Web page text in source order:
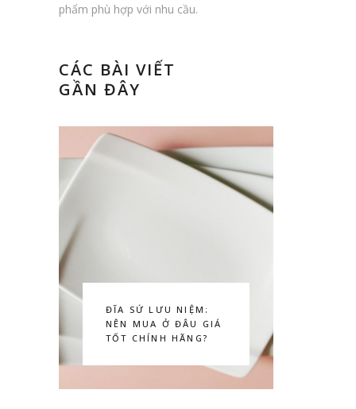
phẩm phù hợp với nhu cầu.
CÁC BÀI VIẾT
GẦN ĐÂY
ĐĨA SỨ LƯU NIỆM:
NÊN MUA Ở ĐÂU GIÁ
TỐT CHÍNH HÃNG?